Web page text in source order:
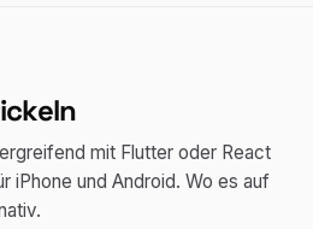
mit Flutter oder React
iPhone und Android. Wo es auf